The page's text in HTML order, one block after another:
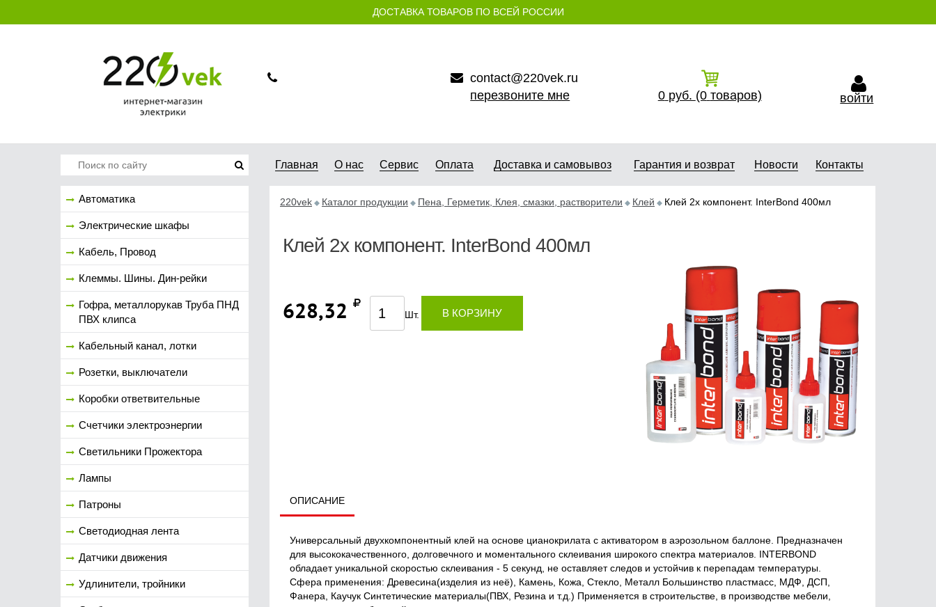
ДОСТАВКА ТОВАРОВ ПО ВСЕЙ РОССИИ
contact@220vek.ru
перезвоните мне
0 руб. (0 товаров) войти
Автоматика
Электрические шкафы
Кабель, Провод
Клеммы. Шины. Дин-рейки
Гофра, металлорукав Труба ПНД
ПВХ клипса
Кабельный канал, лотки
Розетки, выключатели
Коробки ответвительные
Счетчики электроэнергии
Светильники Прожектора
Лампы
Патроны
Светодиодная лента
Датчики движения
Удлинители, тройники
Главная О нас Сервис Оплата Доставка и самовывоз Гарантия и возврат Новости Контакты
220vek Каталог продукции Пена, Герметик, Клея, смазки, растворители Клей Клей 2х компонент. InterBond 400мл
Клей 2х компонент. InterBond 400мл
628,32 Шт. В КОРЗИНУ
ОПИСАНИЕ
Универсальный двухкомпонентный клей на основе цианокрилата с активатором в аэрозольном баллоне. Предназначен
для высококачественного, долговечного и моментального склеивания широкого спектра материалов. INTERBOND
обладает уникальной скоростью склеивания - 5 секунд, не оставляет следов и устойчив к перепадам температуры.
Сфера применения: Древесина(изделия из неё), Камень, Кожа, Стекло, Металл Большинство пластмасс, МДФ, ДСП,
Фанера, Каучук Синтетические материалы(ПВХ, Резина и т.д.) Применяется в строительстве, в производстве мебели,